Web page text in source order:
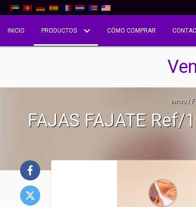
INICIO PRODUCTOS CÓMO COMPRAR
Inicio /
FAJAS FAJATE Ref/